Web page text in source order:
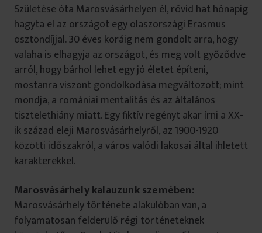
Születése óta Marosvásárhelyen él, rövid hat hónapig
hagyta el az országot egy olaszországi Erasmus
ösztöndíjjal. 30 éves koráig nem gondolt arra, hogy
valaha is elhagyja az országot, és meg volt győződve
arról, hogy bárhol lehet egy jó életet építeni,
mostanra viszont gondolkodása megváltozott; mint
mondja, a romániai mentalitás és az általános
tisztelethiány miatt. Egy fiktív regényt akar írni a XX-
ik század eleji Marosvásárhelyről, az 1900-1920
közötti időszakról, a város valódi lakosai által ihletett
karakterekkel.
Marosvásárhely kalauzunk szemében:
Marosvásárhely története alakulóban van, a
folyamatosan felderülő régi történeteknek